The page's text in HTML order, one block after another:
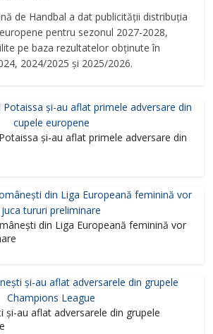
de Handbal a dat publicității distribuția
pentru sezonul 2027-2028,
pe baza rezultatelor obținute în
2024/2025 și 2025/2026.
și-au aflat primele adversare din
din Liga Europeană feminină vor
și-au aflat adversarele din grupele